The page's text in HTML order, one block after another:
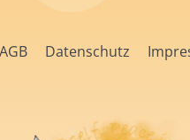
AGB Datenschutz